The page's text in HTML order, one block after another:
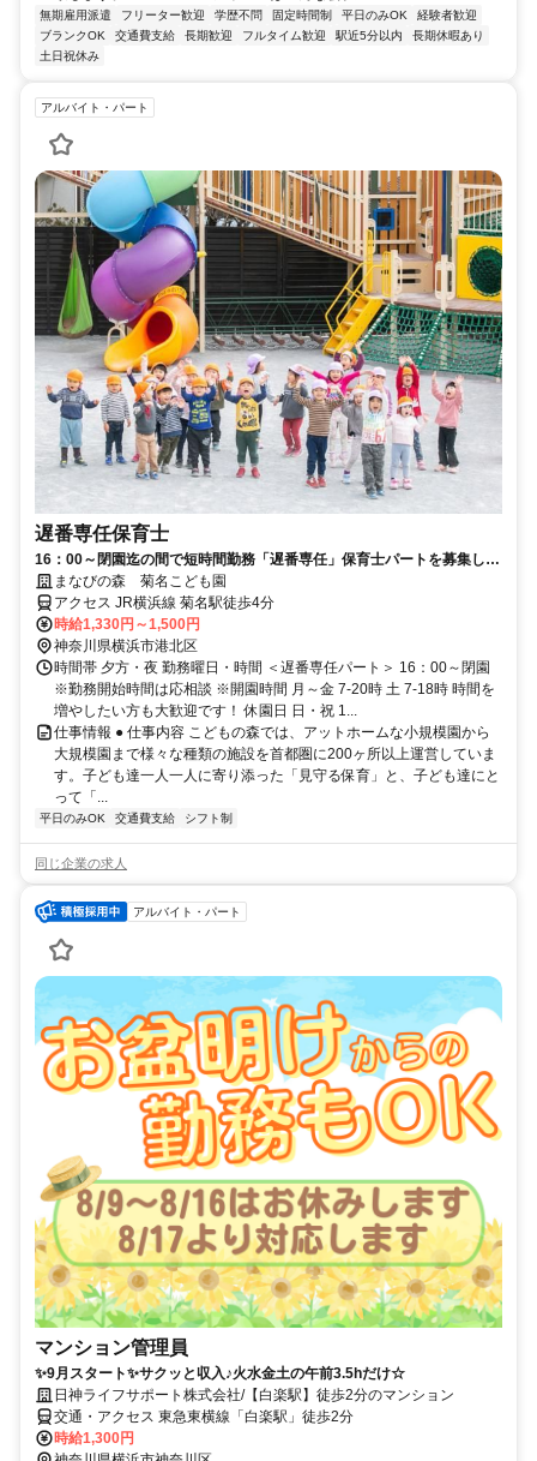
無期雇用派遣 フリーター歓迎 学歴不問 固定時間制 平日のみOK
経験者歓迎
ブランクOK
交通費支給 長期歓迎 フルタイム歓迎 駅近5分以内
長期休暇あり
土日祝休み
アルバイト・パート
遅番専任保育士
16：00～閉園迄の間で短時間勤務「遅番専任」保育士パートを募集しま
す！週3日～シフトOK！
まなびの森 菊名こども園
アクセス JR横浜線 菊名駅徒歩4分
時給1,330円～1,500円
神奈川県横浜市港北区
時間帯 夕方・夜 勤務曜日・時間 ＜遅番専任パート＞ 16：00～閉園
※勤務開始時間は応相談 ※開園時間 月～金 7-20時 土 7-18時 時間を
増やしたい方も大歓迎です！ 休園日 日・祝 1...
仕事情報 ● 仕事内容 こどもの森では、アットホームな小規模園から
大規模園まで様々な種類の施設を首都圏に200ヶ所以上運営していま
す。子ども達一人一人に寄り添った「見守る保育」と、子ども達にと
って「...
平日のみOK 交通費支給 シフト制
同じ企業の求人
アルバイト・パート
マンション管理員
✨9月スタート✨サクッと収入♪火水金土の午前3.5hだけ☆
日神ライフサポート株式会社/【白楽駅】徒歩2分のマンション
交通・アクセス 東急東横線「白楽駅」徒歩2分
時給1,300円